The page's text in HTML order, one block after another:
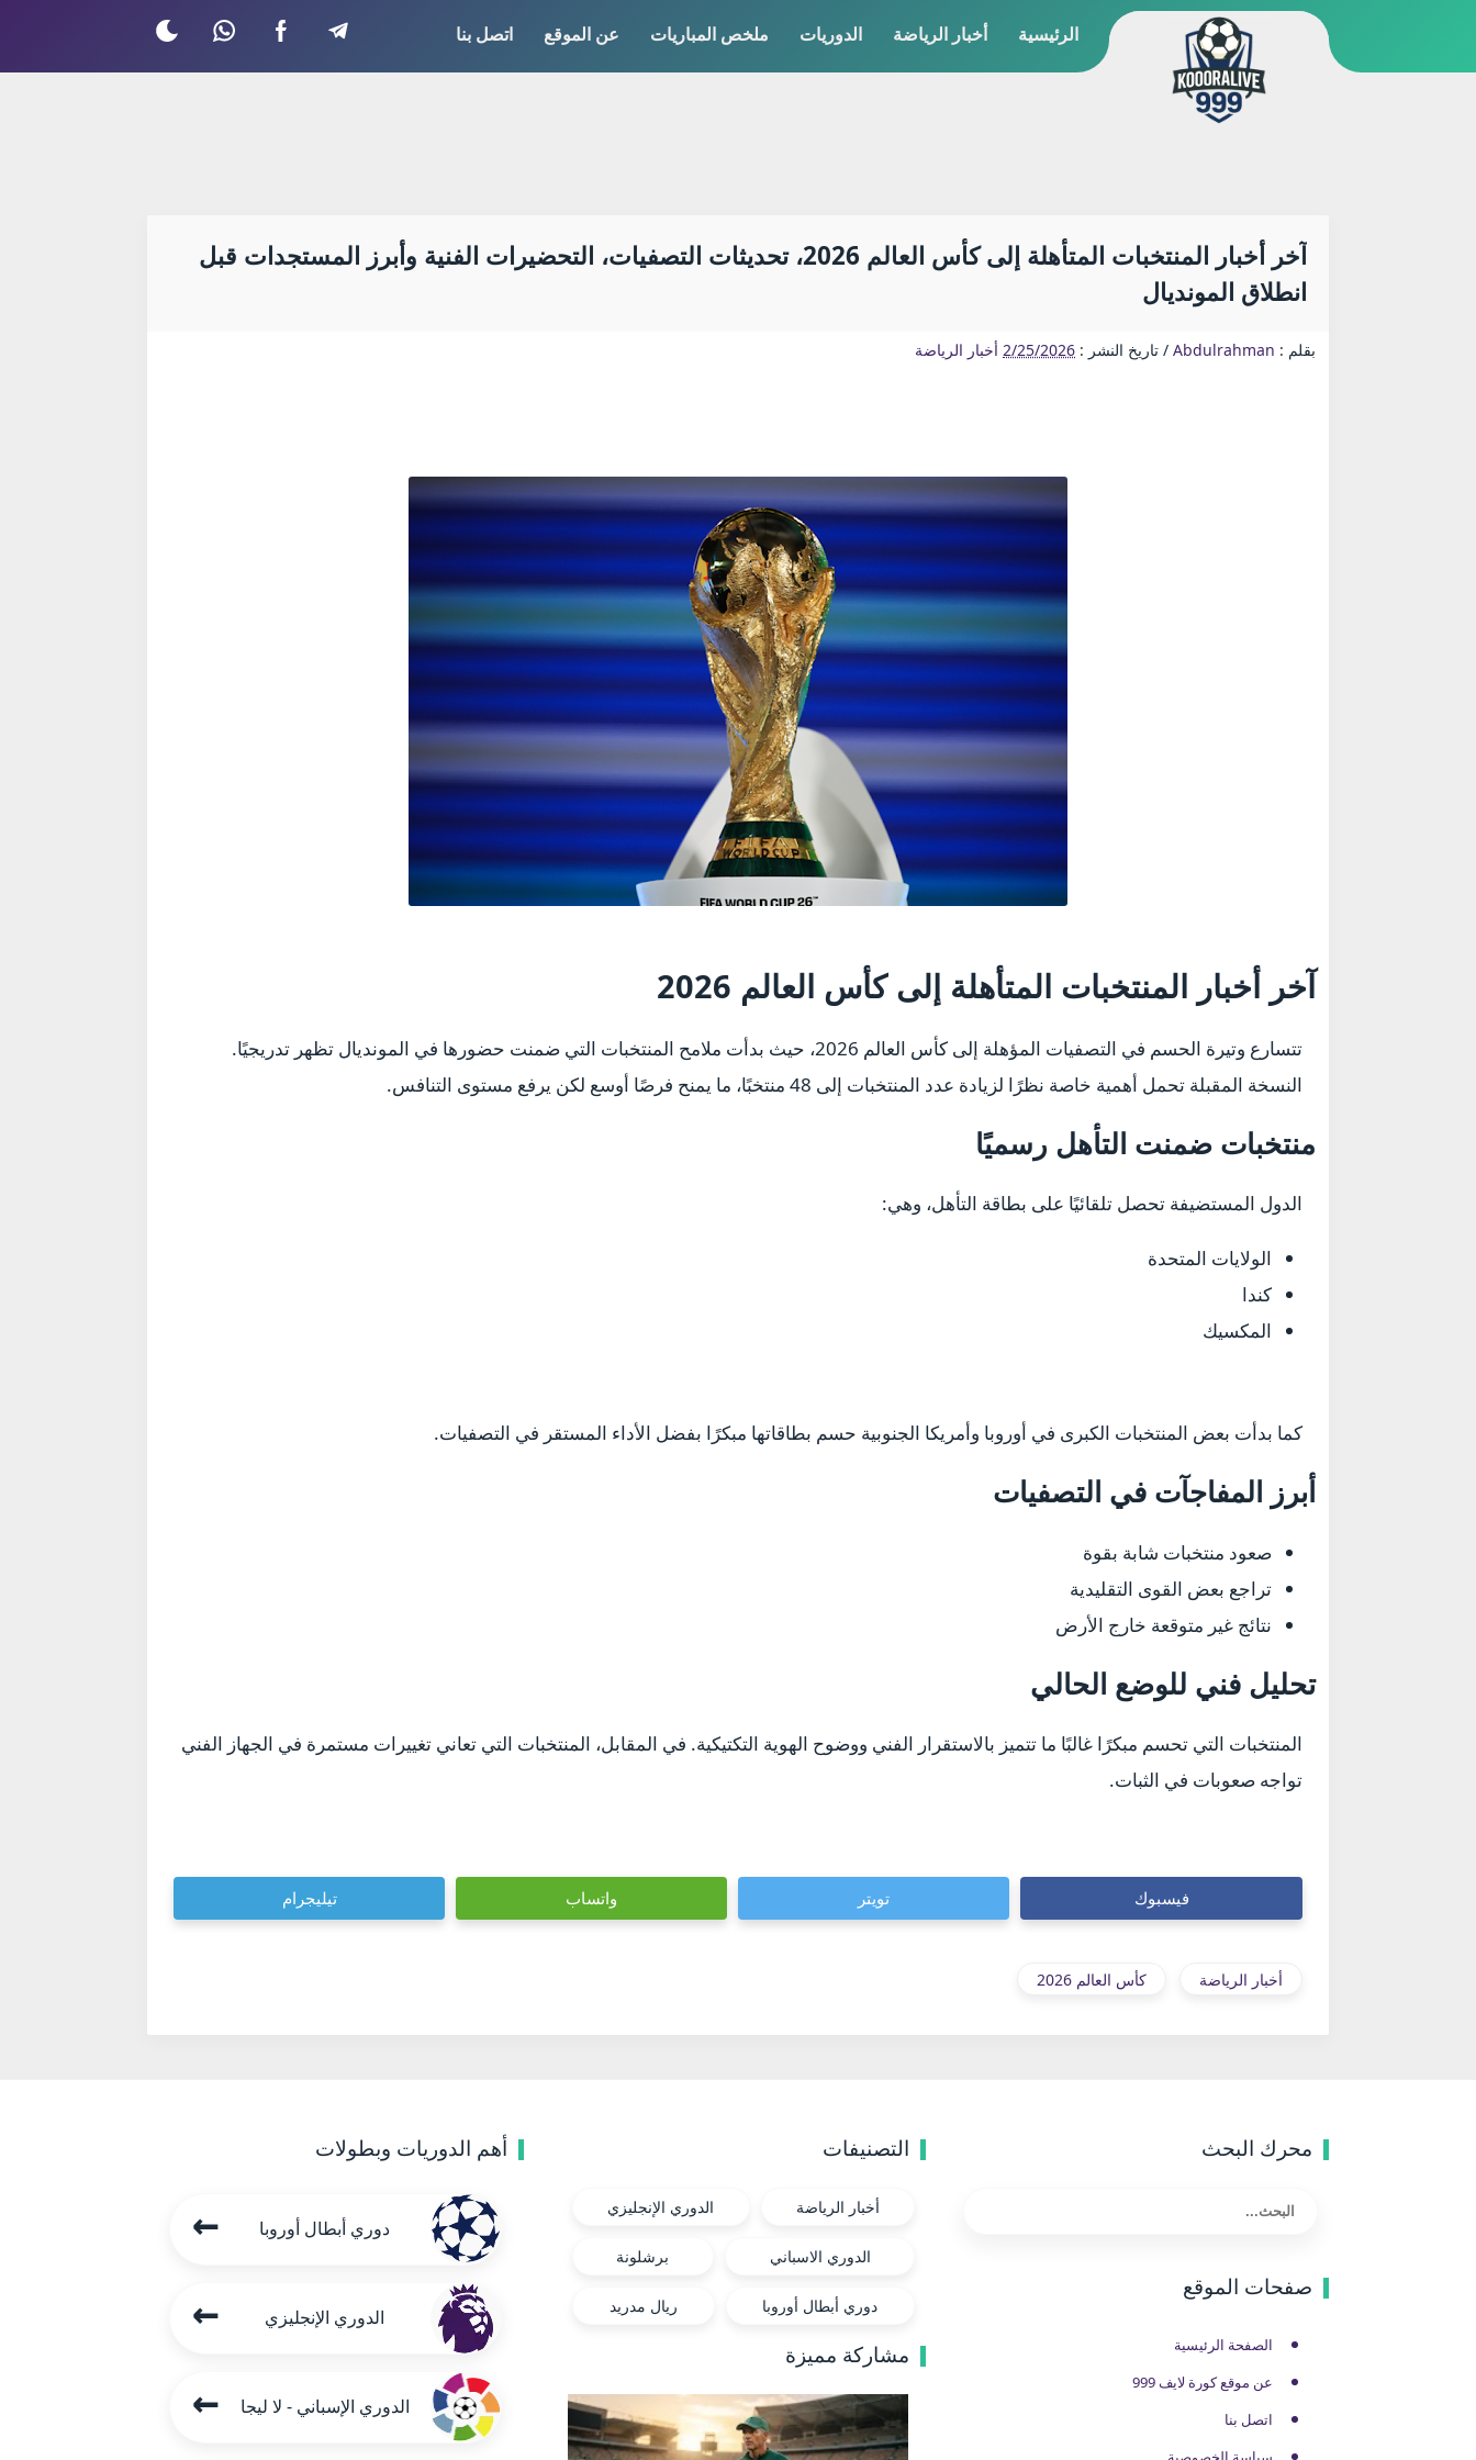
الرئيسية أخبار الرياضة الدوريات ملخص المباريات عن الموقع اتصل بنا
آخر أخبار المنتخبات المتأهلة إلى كأس العالم 2026، تحديثات التصفيات، التحضيرات الفنية وأبرز المستجدات قبل
انطلاق المونديال
بقلم : Abdulrahman
/ تاريخ النشر : 2/25/2026 أخبار الرياضة
آخر أخبار المنتخبات المتأهلة إلى كأس العالم 2026
تتسارع وتيرة الحسم في التصفيات المؤهلة إلى كأس العالم 2026
، حيث بدأت ملامح المنتخبات التي ضمنت حضورها في المونديال تظهر تدريجيًا.
النسخة المقبلة تحمل أهمية خاصة نظرًا لزيادة عدد المنتخبات إلى 48 منتخبًا، ما يمنح فرصًا أوسع لكن يرفع مستوى التنافس.
منتخبات ضمنت التأهل رسميًا
الدول المستضيفة تحصل تلقائيًا على بطاقة التأهل، وهي:
الولايات المتحدة
كندا
المكسيك
كما بدأت بعض المنتخبات الكبرى في أوروبا وأمريكا الجنوبية حسم بطاقاتها مبكرًا بفضل الأداء المستقر في التصفيات.
أبرز المفاجآت في التصفيات
صعود منتخبات شابة بقوة
تراجع بعض القوى التقليدية
نتائج غير متوقعة خارج الأرض
تحليل فني للوضع الحالي
المنتخبات التي تحسم مبكرًا غالبًا ما تتميز بالاستقرار الفني ووضوح الهوية التكتيكية. في المقابل، المنتخبات التي تعاني تغييرات مستمرة في الجهاز الفني
تواجه صعوبات في الثبات.
فيسبوك تويتر واتساب تيليجرام
أخبار الرياضة كأس العالم 2026
محرك البحث
صفحات الموقع
الصفحة الرئيسية
عن موقع كورة لايف 999
اتصل بنا
التصنيفات
أخبار الرياضة الدوري الإنجليزي
الدوري الاسباني برشلونة
دوري أبطال أوروبا ريال مدريد
مشاركة مميزة
أهم الدوريات وبطولات
دوري أبطال أوروبا ←
الدوري الإنجليزي ←
الدوري الإسباني - لا ليجا ←